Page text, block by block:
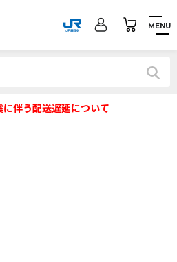
MENU
伴う配送遅延について